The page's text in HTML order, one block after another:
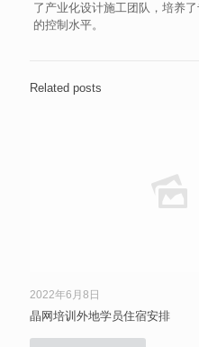
了产业化设计施工团队，培养
的控制水平。
Related posts
2022年6月8日
晶网培训外地学员住宿安排